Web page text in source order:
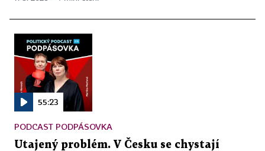
55:23
PODCAST PODPÁSOVKA
Utajený problém. V Česku se chystají